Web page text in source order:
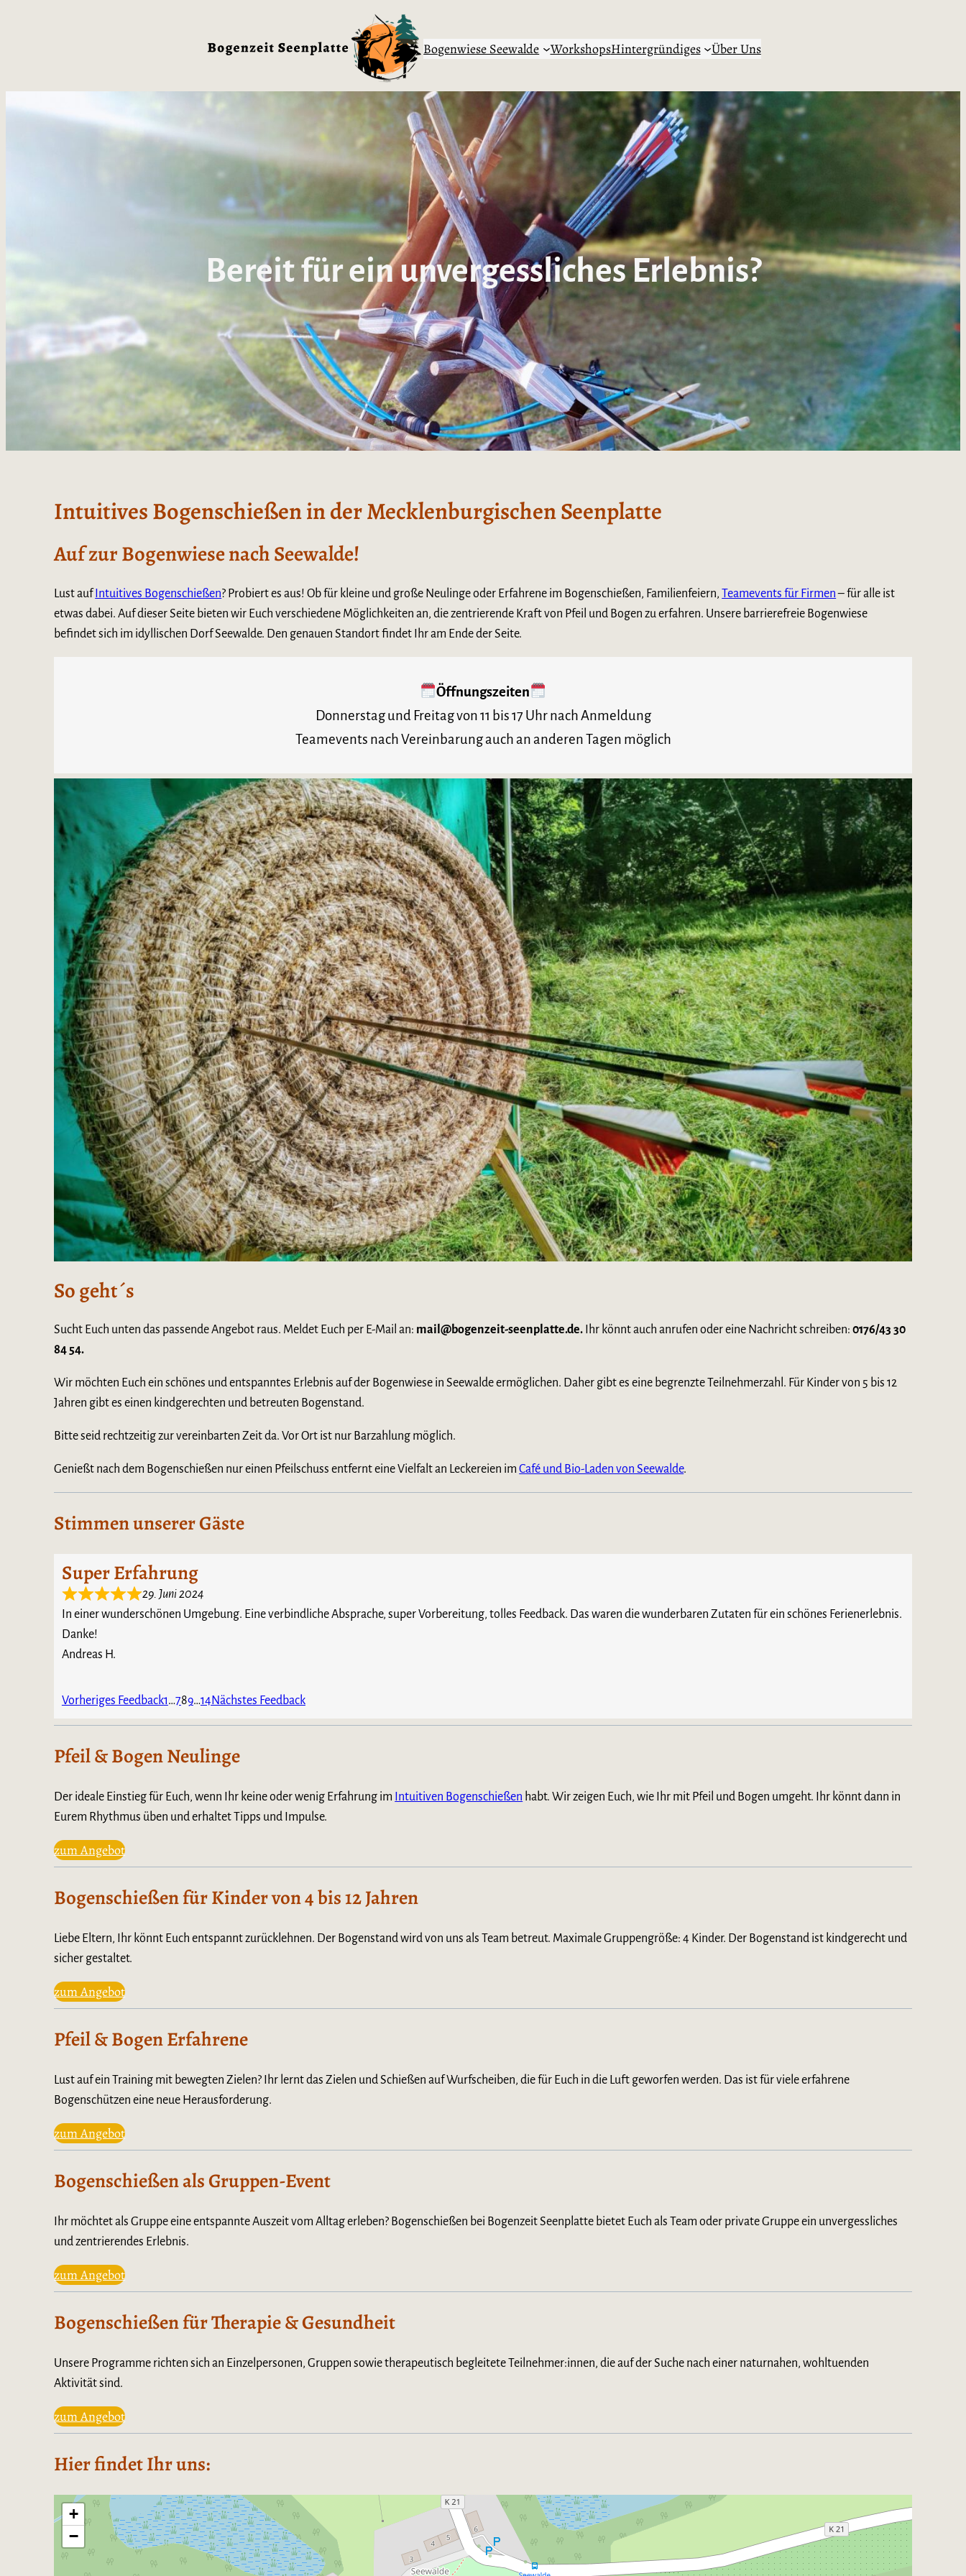
Bogenwiese Seewalde WorkshopsHintergründiges Über Uns
Bereit für ein unvergessliches Erlebnis?
Intuitives Bogenschießen in der Mecklenburgischen Seenplatte
Auf zur Bogenwiese nach Seewalde!
Lust auf Intuitives Bogenschießen? Probiert es aus! Ob für kleine und große Neulinge oder Erfahrene im Bogenschießen, Familienfeiern,Teamevents für Firmen– für alle ist
etwas dabei. Auf dieser Seite bieten wir Euch verschiedene Möglichkeiten an, die zentrierende Kraft von Pfeil und Bogen zu erfahren. Unsere barrierefreie Bogenwiese
befindet sich im idyllischen Dorf Seewalde. Den genauen Standort findet Ihr am Ende der Seite.
Öffnungszeiten
Donnerstag und Freitag von 11 bis 17 Uhr nach Anmeldung
Teamevents nach Vereinbarung auch an anderen Tagen möglich
So geht´s
Sucht Euch unten das passende Angebot raus. Meldet Euch per E-Mail an: mail@bogenzeit-seenplatte.de. Ihr könnt auch anrufen oder eine Nachricht schreiben:0176/43 30
84 54.
Wir möchten Euch ein schönes und entspanntes Erlebnis auf der Bogenwiese in Seewalde ermöglichen. Daher gibt es eine begrenzte Teilnehmerzahl. Für Kinder von 5 bis 12
Jahren gibt es einen kindgerechten und betreuten Bogenstand.
Bitte seid rechtzeitig zur vereinbarten Zeit da. Vor Ort ist nur Barzahlung möglich.
Genießt nach dem Bogenschießen nur einen Pfeilschuss entfernt eine Vielfalt an Leckereien imCafé und Bio-Laden von Seewalde.
Stimmen unserer Gäste
Super Erfahrung
29. Juni 2024
In einer wunderschönen Umgebung. Eine verbindliche Absprache, super Vorbereitung, tolles Feedback. Das waren die wunderbaren Zutaten für ein schönes Ferienerlebnis.
Danke!
Andreas H.
Navigation
für
Site
Vorheriges FeedbackSeite
1…Seite
7Seite
8Seite
9…Seite
14 Nächstes Feedback
Pfeil & Bogen Neulinge
Der ideale Einstieg für Euch, wenn Ihr keine oder wenig Erfahrung im Intuitiven Bogenschießen habt. Wir zeigen Euch, wie Ihr mit Pfeil und Bogen umgeht. Ihr könnt dann in
Eurem Rhythmus üben und erhaltet Tipps und Impulse.
zum Angebot
Bogenschießen für Kinder von 4 bis 12 Jahren
Liebe Eltern, Ihr könnt Euch entspannt zurücklehnen. Der Bogenstand wird von uns als Team betreut. Maximale Gruppengröße: 4 Kinder. Der Bogenstand ist kindgerecht und
sicher gestaltet.
zum Angebot
Pfeil & Bogen Erfahrene
Lust auf ein Training mit bewegten Zielen? Ihr lernt das Zielen und Schießen auf Wurfscheiben, die für Euch in die Luft geworfen werden. Das ist für viele erfahrene
Bogenschützen eine neue Herausforderung.
zum Angebot
Bogenschießen als Gruppen-Event
Ihr möchtet als Gruppe eine entspannte Auszeit vom Alltag erleben? Bogenschießen bei Bogenzeit Seenplatte bietet Euch als Team oder private Gruppe ein unvergessliches
und zentrierendes Erlebnis.
zum Angebot
Bogenschießen für Therapie & Gesundheit
Unsere Programme richten sich an Einzelpersonen, Gruppen sowie therapeutisch begleitete Teilnehmer:innen, die auf der Suche nach einer naturnahen, wohltuenden
Aktivität sind.
zum Angebot
Hier findet Ihr uns:
+
−